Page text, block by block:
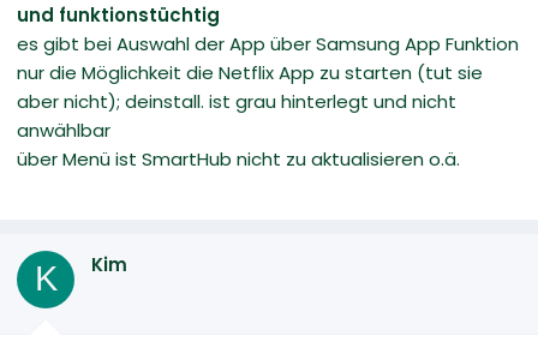
und funktionstüchtig
es gibt bei Auswahl der App über Samsung App Funktion
nur die Möglichkeit die Netflix App zu starten (tut sie
aber nicht); deinstall. ist grau hinterlegt und nicht
anwählbar
über Menü ist SmartHub nicht zu aktualisieren o.ä.
K Kim